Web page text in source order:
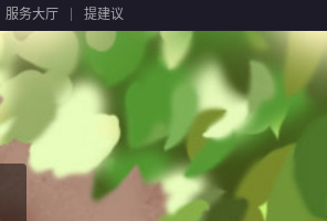
服务大厅 提建议